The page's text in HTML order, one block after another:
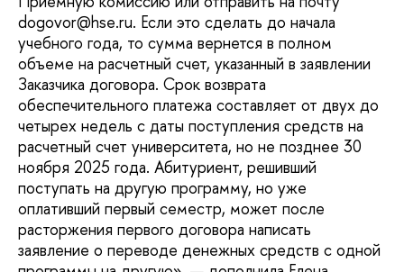
dogovor@hse.ru. Если это сделать до начала
учебного года, то сумма вернется в полном
объеме на расчетный счет, указанный в заявлении
Заказчика договора. Срок возврата
обеспечительного платежа составляет от двух до
четырех недель с даты поступления средств на
расчетный счет университета, но не позднее 30
ноября 2025 года. Абитуриент, решивший
поступать на другую программу, но уже
оплативший первый семестр, может после
расторжения первого договора написать
заявление о переводе денежных средств с одной